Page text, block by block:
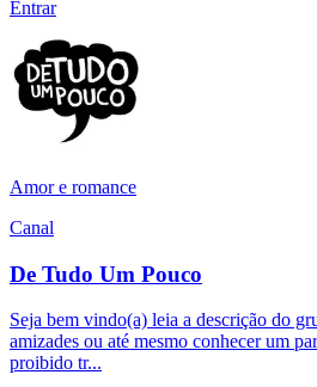
Entrar
Amor e romance
Canal
De Tudo Um Pouco
Seja bem vindo(a) leia a descrição do
amizades ou até mesmo conhecer um
proibido tr...